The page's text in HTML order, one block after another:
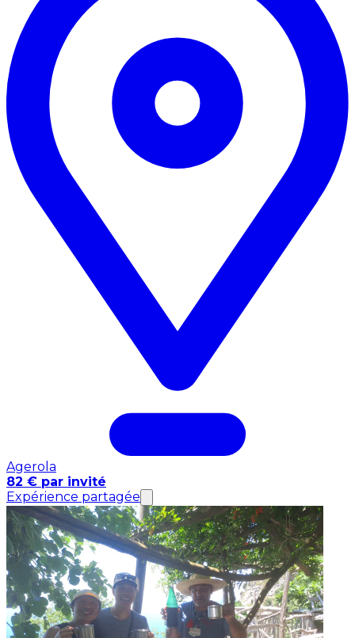
Agerola
82 € par invité
Expérience partagée